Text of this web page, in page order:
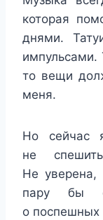
которая
днями.
импульсами.
то вещи
меня.
Но сейчас
не
Не
пару бы
о поспешных